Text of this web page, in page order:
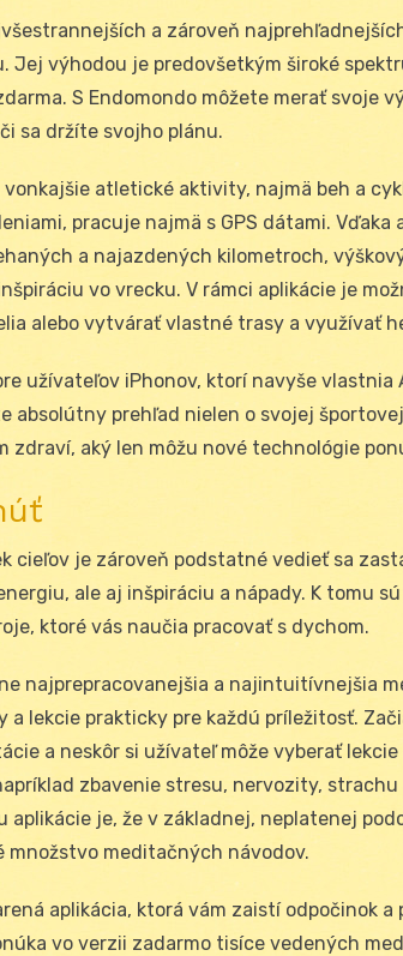
a zároveň
Jej výhodou je predovšetkým široké
S Endomondo môžete merať svoje
sa držíte svojho plánu.
atletické aktivity, najmä beh a
pracuje najmä s GPS dátami. Vďaka
a najazdených kilometroch,
vo vrecku. V rámci aplikácie je
alebo vytvárať vlastné trasy a využívať
užívateľov iPhonov, ktorí navyše vlastnia
absolútny prehľad nielen o svojej
zdraví, aký len môžu nové technológie
cieľov je zároveň podstatné vedieť sa
ale aj inšpiráciu a nápady. K tomu
ktoré vás naučia pracovať s dychom.
najprepracovanejšia a najintuitívnejšia
a lekcie prakticky pre každú príležitosť.
a neskôr si užívateľ môže vyberať
zbavenie stresu, nervozity,
aplikácie je, že v základnej, neplatenej
množstvo meditačných návodov.
aplikácia, ktorá vám zaistí odpočinok a
vo verzii zadarmo tisíce vedených